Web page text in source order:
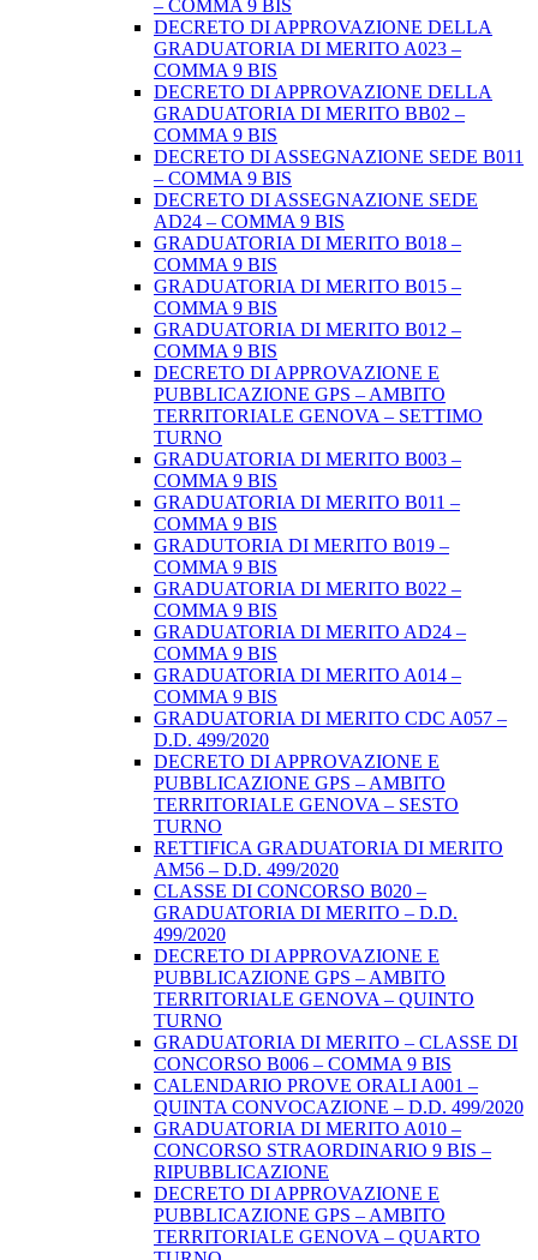
– COMMA 9 BIS
DECRETO DI APPROVAZIONE DELLA
GRADUATORIA DI MERITO A023 –
COMMA 9 BIS
DECRETO DI APPROVAZIONE DELLA
GRADUATORIA DI MERITO BB02 –
COMMA 9 BIS
DECRETO DI ASSEGNAZIONE SEDE B011
– COMMA 9 BIS
DECRETO DI ASSEGNAZIONE SEDE
AD24 – COMMA 9 BIS
GRADUATORIA DI MERITO B018 –
COMMA 9 BIS
GRADUATORIA DI MERITO B015 –
COMMA 9 BIS
GRADUATORIA DI MERITO B012 –
COMMA 9 BIS
DECRETO DI APPROVAZIONE E
PUBBLICAZIONE GPS – AMBITO
TERRITORIALE GENOVA – SETTIMO
TURNO
GRADUATORIA DI MERITO B003 –
COMMA 9 BIS
GRADUATORIA DI MERITO B011 –
COMMA 9 BIS
GRADUTORIA DI MERITO B019 –
COMMA 9 BIS
GRADUATORIA DI MERITO B022 –
COMMA 9 BIS
GRADUATORIA DI MERITO AD24 –
COMMA 9 BIS
GRADUATORIA DI MERITO A014 –
COMMA 9 BIS
GRADUATORIA DI MERITO CDC A057 –
D.D. 499/2020
DECRETO DI APPROVAZIONE E
PUBBLICAZIONE GPS – AMBITO
TERRITORIALE GENOVA – SESTO
TURNO
RETTIFICA GRADUATORIA DI MERITO
AM56 – D.D. 499/2020
CLASSE DI CONCORSO B020 –
GRADUATORIA DI MERITO – D.D.
499/2020
DECRETO DI APPROVAZIONE E
PUBBLICAZIONE GPS – AMBITO
TERRITORIALE GENOVA – QUINTO
TURNO
GRADUATORIA DI MERITO – CLASSE DI
CONCORSO B006 – COMMA 9 BIS
CALENDARIO PROVE ORALI A001 –
QUINTA CONVOCAZIONE – D.D. 499/2020
GRADUATORIA DI MERITO A010 –
CONCORSO STRAORDINARIO 9 BIS –
RIPUBBLICAZIONE
DECRETO DI APPROVAZIONE E
PUBBLICAZIONE GPS – AMBITO
TERRITORIALE GENOVA – QUARTO